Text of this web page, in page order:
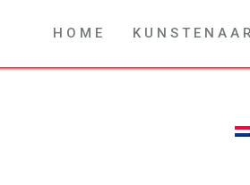
H O M E K U N S T E N A A